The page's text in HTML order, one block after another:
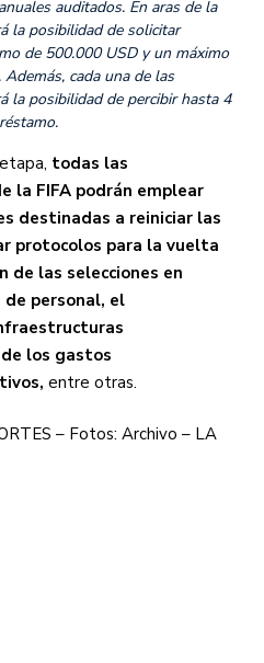
auditados. En aras de la
la posibilidad de solicitar
de 500.000 USD y un máximo
cada una de las
la posibilidad de percibir hasta 4
todas las
la FIFA podrán emplear
destinadas a reiniciar las
protocolos para la vuelta
de las selecciones en
personal, el
los gastos
entre otras.
– Fotos: Archivo – LA